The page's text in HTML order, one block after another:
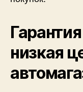
низкая